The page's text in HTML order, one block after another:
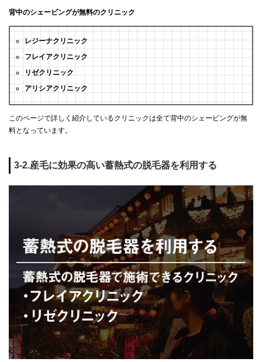
背中のシェービングが無料のクリニック
レジーナクリニック
フレイアクリニック
リゼクリニック
アリシアクリニック
このページで詳しく紹介しているクリニックは全て背中のシェービングが無
料となっています。
3-2.産毛に効果の高い蓄熱式の脱毛器を利用する